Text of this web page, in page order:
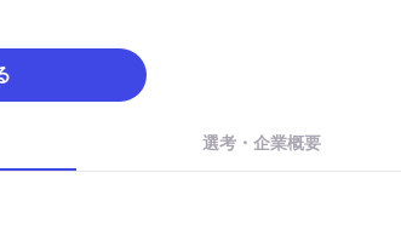
選考・企業概要